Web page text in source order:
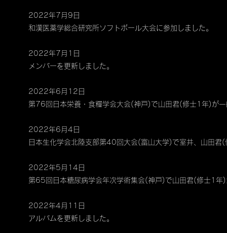
2022年7月9日
​和漢医薬学総合研究所ソフトボール大会に参加しました。
2022年7月1日
​メンバーを更新しました。
2022年6月12日
第76回日本栄養・食糧学会大会(神戸)で山田君(修士1年)が
2022年6月4日
日本生化学会北陸支部第40回大会(富山大学)で室井、山田君
2022年5月14日
第65回日本糖尿病学会年次学術集会(神戸)で山田君(修士1年
2022年4月11日
アルバムを更新しました。​